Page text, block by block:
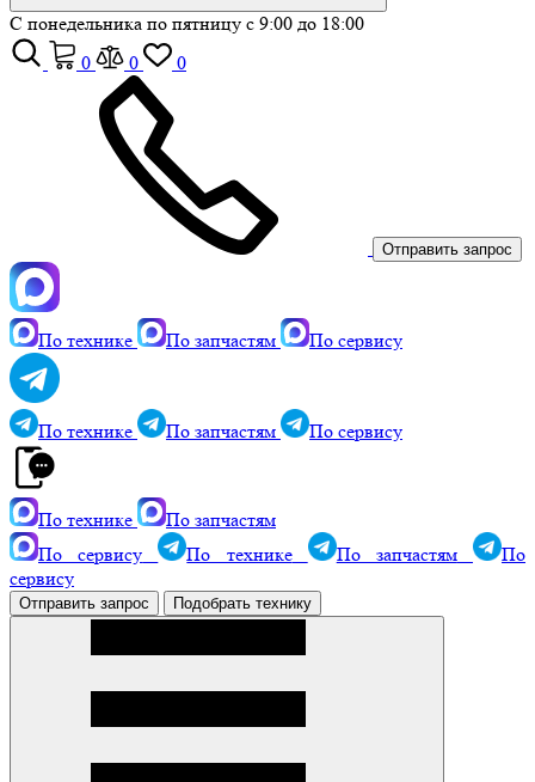
С понедельника по пятницу с 9:00 до 18:00
0
0 0
Отправить запрос
По технике По запчастям По сервису
По технике По запчастям По сервису
По технике
По запчастям
По сервису
По технике По запчастям
По
сервису
Отправить запрос Подобрать технику